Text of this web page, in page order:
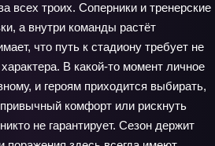
всех троих. Соперники и тренерские
а внутри команды растёт
что путь к стадиону требует не
В какой-то момент личное
и героям приходится выбирать,
комфорт или рискнуть
не гарантирует. Сезон держит